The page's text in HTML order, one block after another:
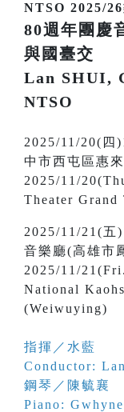
NTSO 2025/26
80週年團慶
與國臺交
Lan SHUI,
NTSO
2025/11/20(四
中市西屯區惠
2025/11/
Theater Grand
2025/11/21(五
音樂廳(高雄市
2025/11/
National
(Weiwuying)
指揮／水藍
Conductor:
鋼琴／陳毓襄
Piano: